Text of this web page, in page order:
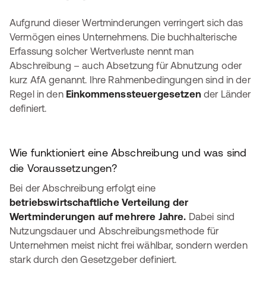
Aufgrund dieser Wertminderungen verringert sich das
Vermögen eines Unternehmens. Die buchhalterische
Erfassung solcher Wertverluste nennt man
Abschreibung – auch Absetzung für Abnutzung oder
kurz AfA genannt. Ihre Rahmenbedingungen sind in der
Regel in den Einkommenssteuergesetzender Länder
definiert.
Wie funktioniert eine Abschreibung und was sind
die Voraussetzungen?
Bei der Abschreibung erfolgt eine
betriebswirtschaftliche Verteilung der
Wertminderungen auf mehrere Jahre. Dabei sind
Nutzungsdauer und Abschreibungsmethode für
Unternehmen meist nicht frei wählbar, sondern werden
stark durch den Gesetzgeber definiert.